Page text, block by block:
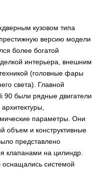
кузовом типа
версию модели
более богатой
интерьера, внешним
(головные фары
света). Главной
90 были рядные двигатели
параметры. Они
объем и конструктивные
представлено
клапанами на цилиндр.
системой